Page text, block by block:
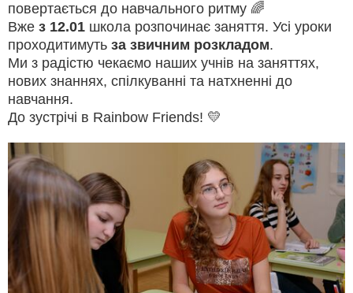
повертається до навчального ритму 🌈
Вже з 12.01 школа розпочинає заняття. Усі уроки
проходитимуть за звичним розкладом.
Ми з радістю чекаємо наших учнів на заняттях,
нових знаннях, спілкуванні та натхненні до
навчання.
До зустрічі в Rainbow Friends! 💛